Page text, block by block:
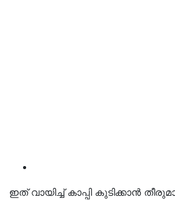
ഇത് വായിച്ച് കാപ്പി കുടിക്കാൻ